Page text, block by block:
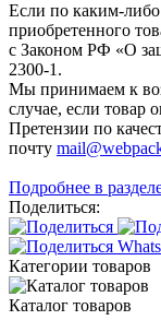
Если по каким-
приобретенного
с Законом РФ «О
2300-1.
Мы принимаем к
случае, если товар
Претензии по
почту
Подробнее в
Поделиться:
Категории товаров
Каталог товаров